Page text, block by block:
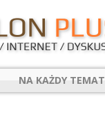
NA KAŻDY TEMAT